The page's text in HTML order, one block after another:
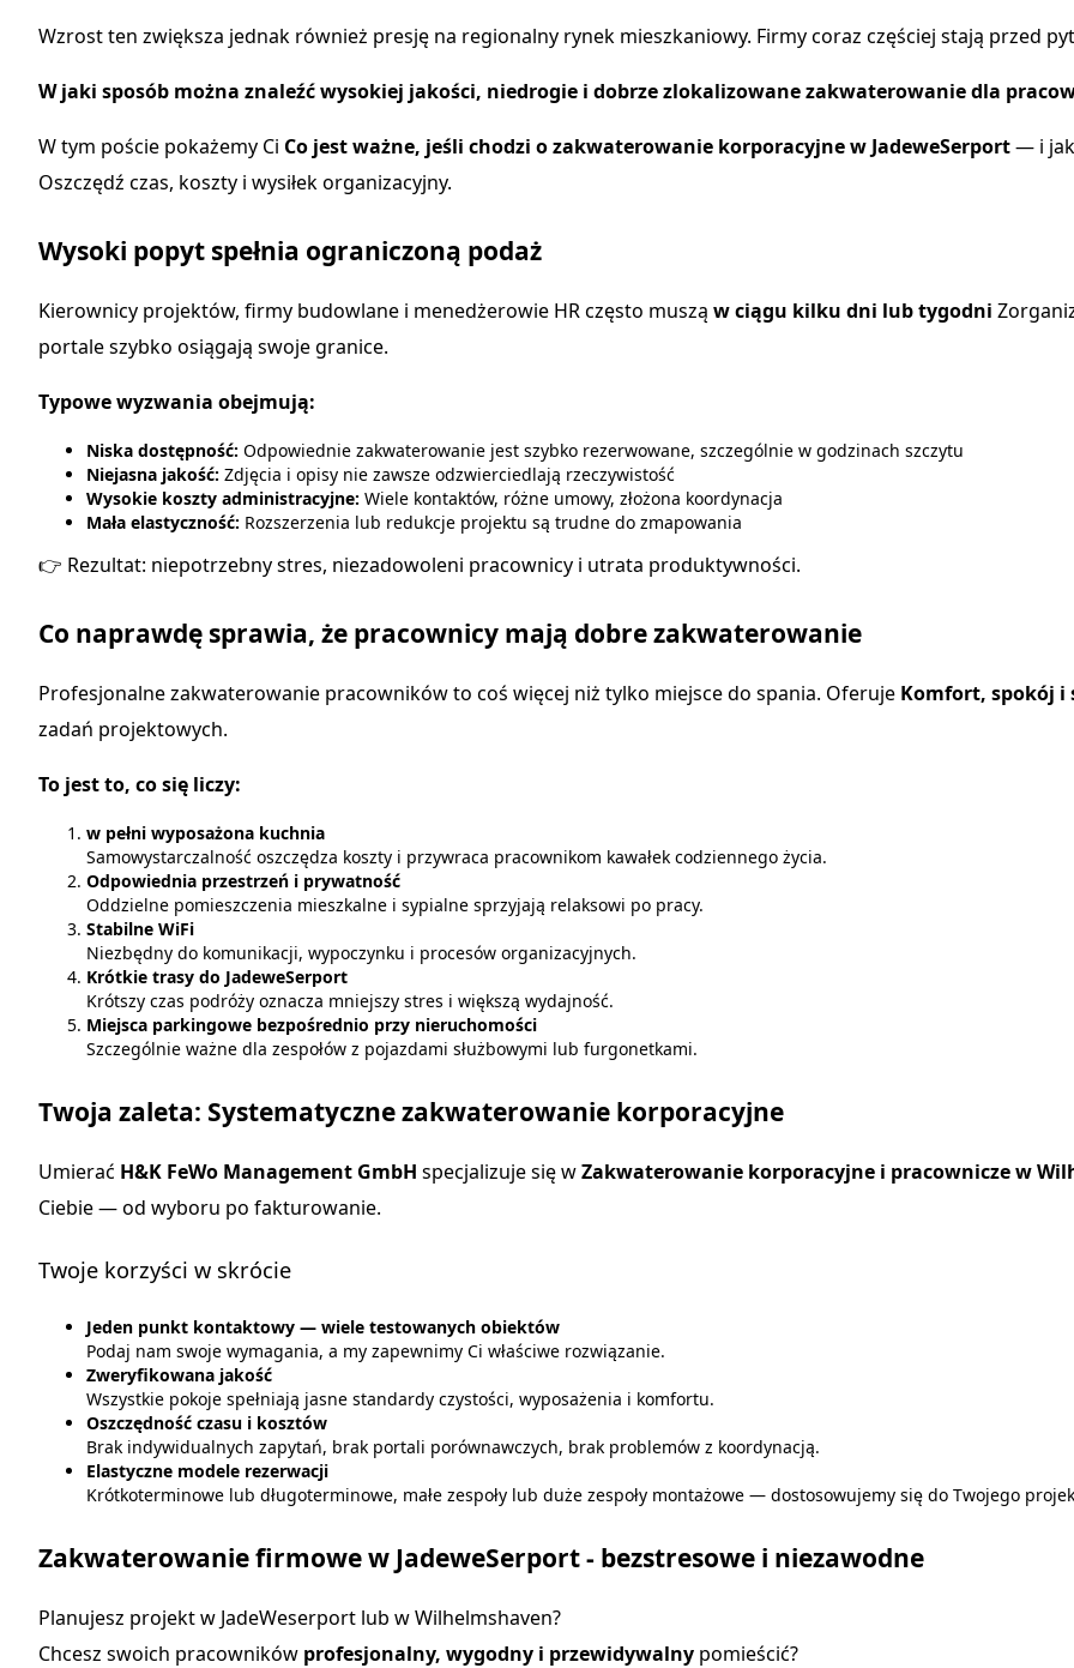
Wzrost ten zwiększa jednak również presję na regionalny rynek mieszkaniowy. Firmy coraz częściej stają przed
W jaki sposób można znaleźć wysokiej jakości, niedrogie i dobrze zlokalizowane zakwaterowanie dla
W tym poście pokażemy Ci Co jest ważne, jeśli chodzi o zakwaterowanie korporacyjne w JadeweSerport— i
Oszczędź czas, koszty i wysiłek organizacyjny.
Wysoki popyt spełnia ograniczoną podaż
Kierownicy projektów, firmy budowlane i menedżerowie HR często muszą w ciągu kilku dni lub tygodni
portale szybko osiągają swoje granice.
Typowe wyzwania obejmują:
Niska dostępność: Odpowiednie zakwaterowanie jest szybko rezerwowane, szczególnie w godzinach szczytu
Niejasna jakość: Zdjęcia i opisy nie zawsze odzwierciedlają rzeczywistość
Wysokie koszty administracyjne: Wiele kontaktów, różne umowy, złożona koordynacja
Mała elastyczność: Rozszerzenia lub redukcje projektu są trudne do zmapowania
👉 Rezultat: niepotrzebny stres, niezadowoleni pracownicy i utrata produktywności.
Co naprawdę sprawia, że pracownicy mają dobre zakwaterowanie
Profesjonalne zakwaterowanie pracowników to coś więcej niż tylko miejsce do spania. Oferuje Komfort, spokój
zadań projektowych.
To jest to, co się liczy:
w pełni wyposażona kuchnia
Samowystarczalność oszczędza koszty i przywraca pracownikom kawałek codziennego życia.
Odpowiednia przestrzeń i prywatność
Oddzielne pomieszczenia mieszkalne i sypialne sprzyjają relaksowi po pracy.
Stabilne WiFi
Niezbędny do komunikacji, wypoczynku i procesów organizacyjnych.
Krótkie trasy do JadeweSerport
Krótszy czas podróży oznacza mniejszy stres i większą wydajność.
Miejsca parkingowe bezpośrednio przy nieruchomości
Szczególnie ważne dla zespołów z pojazdami służbowymi lub furgonetkami.
Twoja zaleta: Systematyczne zakwaterowanie korporacyjne
Umierać H&K FeWo Management GmbH specjalizuje się wZakwaterowanie korporacyjne i pracownicze w
Ciebie — od wyboru po fakturowanie.
Twoje korzyści w skrócie
Jeden punkt kontaktowy — wiele testowanych obiektów
Podaj nam swoje wymagania, a my zapewnimy Ci właściwe rozwiązanie.
Zweryfikowana jakość
Wszystkie pokoje spełniają jasne standardy czystości, wyposażenia i komfortu.
Oszczędność czasu i kosztów
Brak indywidualnych zapytań, brak portali porównawczych, brak problemów z koordynacją.
Elastyczne modele rezerwacji
Krótkoterminowe lub długoterminowe, małe zespoły lub duże zespoły montażowe — dostosowujemy się do Twojego
Zakwaterowanie firmowe w JadeweSerport - bezstresowe i niezawodne
Planujesz projekt w JadeWeserport lub w Wilhelmshaven?
Chcesz swoich pracowników profesjonalny, wygodny i przewidywalny pomieścić?